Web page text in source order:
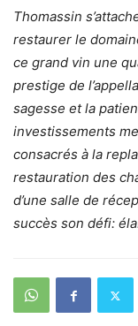
Thomassin
restaurer le
ce grand vin une
prestige de
sagesse et la
investissements
consacrés à la
restauration des
d’une salle de
succès son défi: